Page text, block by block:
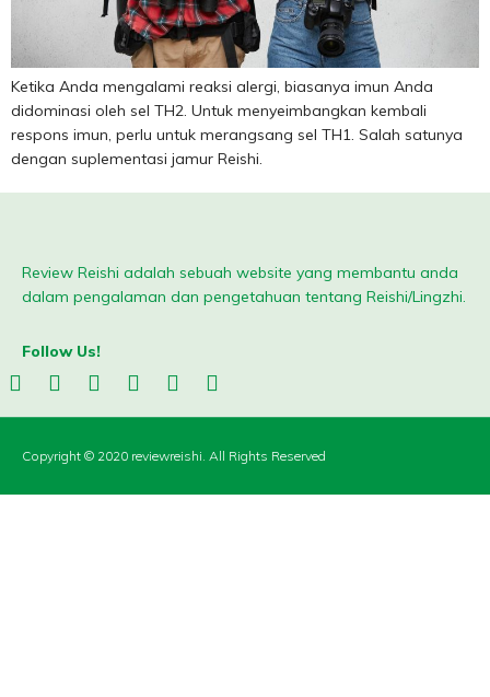
Ketika Anda mengalami reaksi alergi, biasanya imun Anda
didominasi oleh sel TH2. Untuk menyeimbangkan kembali
respons imun, perlu untuk merangsang sel TH1. Salah satunya
dengan suplementasi jamur Reishi.
Review Reishi adalah sebuah website yang membantu anda
dalam pengalaman dan pengetahuan tentang Reishi/Lingzhi.
Follow Us!
Copyright © 2020 reviewreishi. All Rights Reserved